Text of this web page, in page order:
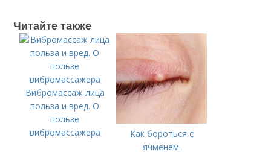
Читайте также
Вибромассаж лица
польза и вред. О
пользе
вибромассажера
Как бороться с
ячменем.